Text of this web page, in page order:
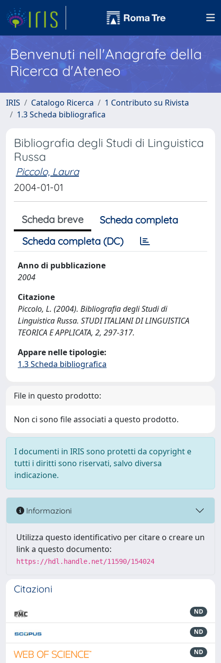
Benvenuti nell'Anagrafe della
Ricerca d'Ateneo
IRIS Catalogo Ricerca
1 Contributo su Rivista
1.3 Scheda bibliografica
Bibliografia degli Studi di Linguistica
Russa
Piccolo, Laura
2004-01-01
Scheda breve
Scheda completa
Scheda completa (DC)
Anno di pubblicazione
2004
Citazione
Piccolo, L. (2004). Bibliografia degli Studi di
Linguistica Russa. STUDI ITALIANI DI LINGUISTICA
TEORICA E APPLICATA, 2, 297-317.
Appare nelle tipologie:
1.3 Scheda bibliografica
File in questo prodotto:
Non ci sono file associati a questo prodotto.
I documenti in IRIS sono protetti da copyright e
tutti i diritti sono riservati, salvo diversa
indicazione.
Informazioni
Utilizza questo identificativo per citare o creare un
link a questo documento:
https://hdl.handle.net/11590/154024
Citazioni
ND
ND
ND